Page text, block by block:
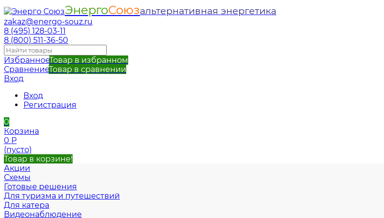
ЭнергоСоюзальтернативная энергетика
zakaz@energo-souz.ru
8 (495) 128-03-11
8 (800) 511-36-50
ИзбранноеТовар в избранном
СравнениеТовар в сравнении
Вход
Вход
Регистрация
0
Корзина
0 Р
(пусто)
Товар в корзине!
Акции
Схемы
Готовые решения
Для туризма и путешествий
Для катера
Видеонаблюдение